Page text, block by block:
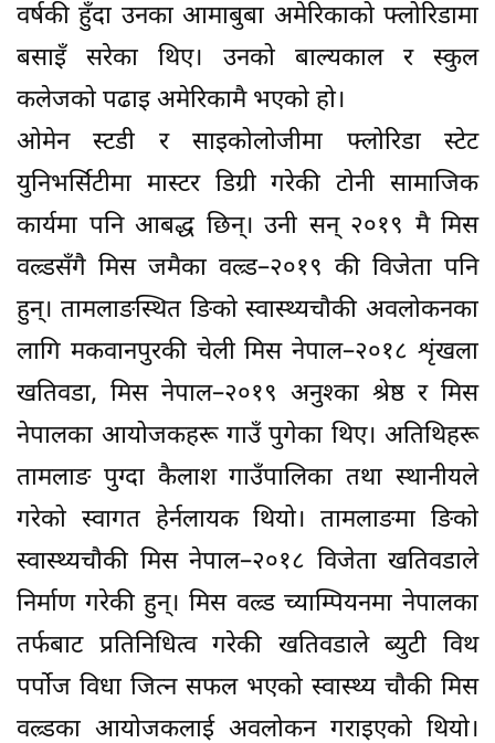
वर्षकी हुँदा उनका आमाबुबा अमेरिकाको फ्लोरिडामा
बसाइँ सरेका थिए। उनको बाल्यकाल र स्कुल
कलेजको पढाइ अमेरिकामै भएको हो।
ओमेन स्टडी र साइकोलोजीमा फ्लोरिडा स्टेट
युनिभर्सिटीमा मास्टर डिग्री गरेकी टोनी सामाजिक
कार्यमा पनि आबद्ध छिन्। उनी सन् २०१९ मै मिस
वल्र्डसँगै मिस जमैका वल्र्ड–२०१९ की विजेता पनि
हुन्। तामलाङस्थित ङिको स्वास्थ्यचौकी अवलोकनका
लागि मकवानपुरकी चेली मिस नेपाल–२०१८ शृंखला
खतिवडा, मिस नेपाल–२०१९ अनुश्का श्रेष्ठ र मिस
नेपालका आयोजकहरू गाउँ पुगेका थिए। अतिथिहरू
तामलाङ पुग्दा कैलाश गाउँपालिका तथा स्थानीयले
गरेको स्वागत हेर्नलायक थियो। तामलाङमा ङिको
स्वास्थ्यचौकी मिस नेपाल–२०१८ विजेता खतिवडाले
निर्माण गरेकी हुन्। मिस वल्र्ड च्याम्पियनमा नेपालका
तर्फबाट प्रतिनिधित्व गरेकी खतिवडाले ब्युटी विथ
पर्पोज विधा जित्न सफल भएको स्वास्थ्य चौकी मिस
वल्र्डका आयोजकलाई अवलोकन गराइएको थियो।